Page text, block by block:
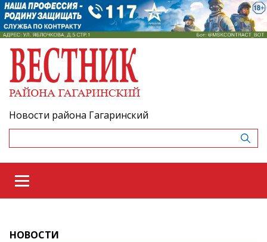
Новости района Гагаринский
НОВОСТИ